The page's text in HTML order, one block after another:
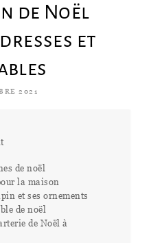
de Noël
et
2021
de noël
la maison
et ses ornements
de noël
de Noël à